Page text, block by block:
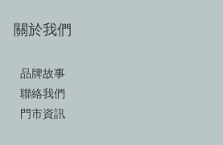
關於我們
品牌故事
聯絡我們
門市資訊